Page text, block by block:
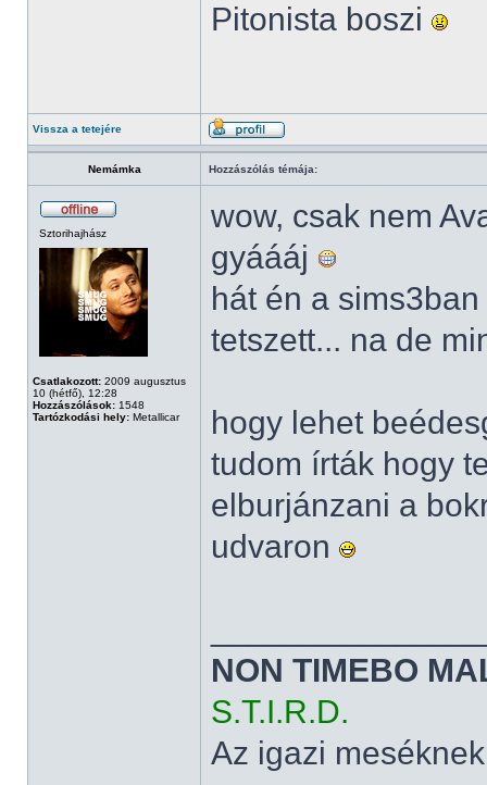
Pitonista boszi
Vissza a tetejére
Nemámka Hozzászólás témája:
Sztorihajhász
Csatlakozott: 2009 augusztus
10 (hétfő), 12:28
Hozzászólások: 1548
Tartózkodási hely: Metallicar
wow, csak nem
gyáááj
hát én a
tetszett... na de
hogy lehet
tudom írták hogy
elburjánzani a
udvaron
NON TIMEBO
S.T.I.R.D.
Az igazi